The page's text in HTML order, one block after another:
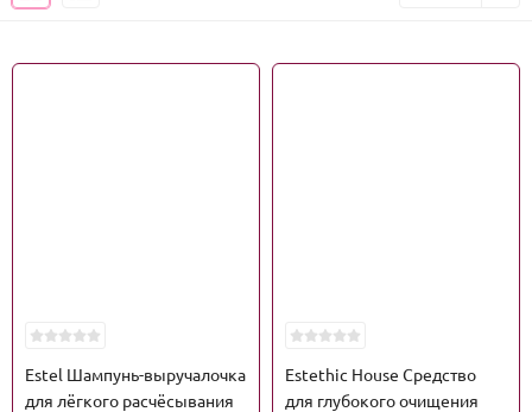
Estel Шампунь-выручалочка
для лёгкого расчёсывания
Estethic House Средство
для глубокого очищения